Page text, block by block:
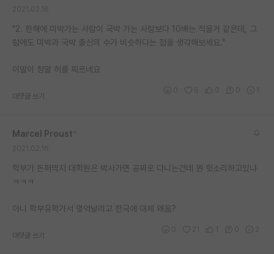
"2. 한해에 미박가는 사람이 국박 가는 사람보다 10배는 적을거 같은데, 그
럼에도 미박과 국박 출신의 수가 비슷하다는 점을 생각해보세요."
이말이 정말 허를 찌르네요
대댓글 쓰기
Marcel Proust
학부가 돈퍼먹지 대학원은 박사가면 공짜로 다니는건데 뭔 헛소리하고있냐
ㅋㅋㅋ
아니 학부유학가서 몇억날리고 한국에 대체 왜옴?
대댓글 쓰기